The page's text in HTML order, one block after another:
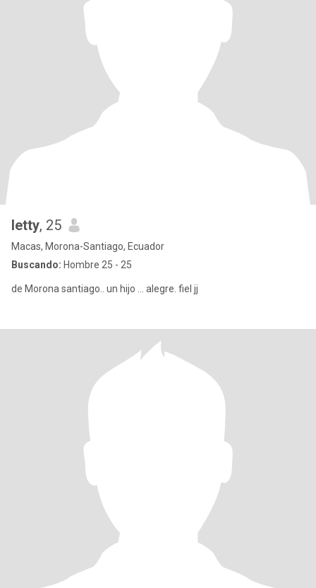
letty, 25
Macas, Morona-Santiago, Ecuador
Buscando: Hombre 25 - 25
de Morona santiago.. un hijo ... alegre. fiel jj